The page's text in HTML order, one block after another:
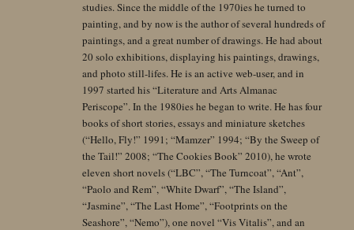
studies. Since the middle of the 1970ies he turned to
painting, and by now is the author of several hundreds of
paintings, and a great number of drawings. He had about
20 solo exhibitions, displaying his paintings, drawings,
and photo still-lifes. He is an active web-user, and in
1997 started his “Literature and Arts Almanac
Periscope”. In the 1980ies he began to write. He has four
books of short stories, essays and miniature sketches
(“Hello, Fly!” 1991; “Mamzer” 1994; “By the Sweep of
the Tail!” 2008; “The Cookies Book” 2010), he wrote
eleven short novels (“LBC”, “The Turncoat”, “Ant”,
“Paolo and Rem”, “White Dwarf”, “The Island”,
“Jasmine”, “The Last Home”, “Footprints on the
Seashore”, “Nemo”), one novel “Vis Vitalis”, and an